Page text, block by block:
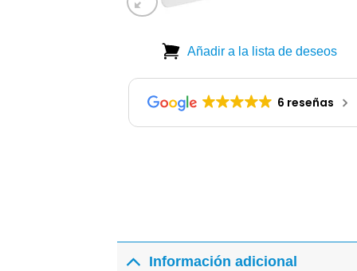
Añadir a la lista de deseos
6 reseñas
Información adicional